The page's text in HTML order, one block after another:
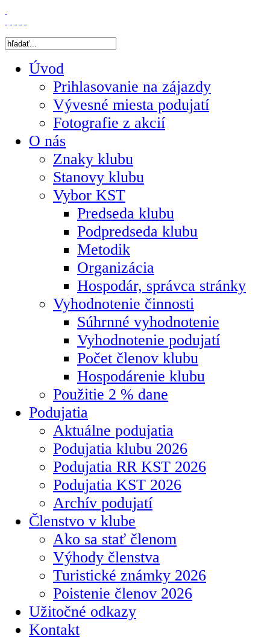
Úvod
Prihlasovanie na zájazdy
Vývesné miesta podujatí
Fotografie z akcií
O nás
Znaky klubu
Stanovy klubu
Vybor KST
Predseda klubu
Podpredseda klubu
Metodik
Organizácia
Hospodár, správca stránky
Vyhodnotenie činnosti
Súhrnné vyhodnotenie
Vyhodnotenie podujatí
Počet členov klubu
Hospodárenie klubu
Použitie 2 % dane
Podujatia
Aktuálne podujatia
Podujatia klubu 2026
Podujatia RR KST 2026
Podujatia KST 2026
Archív podujatí
Členstvo v klube
Ako sa stať členom
Výhody členstva
Turistické známky 2026
Poistenie členov 2026
Užitočné odkazy
Kontakt